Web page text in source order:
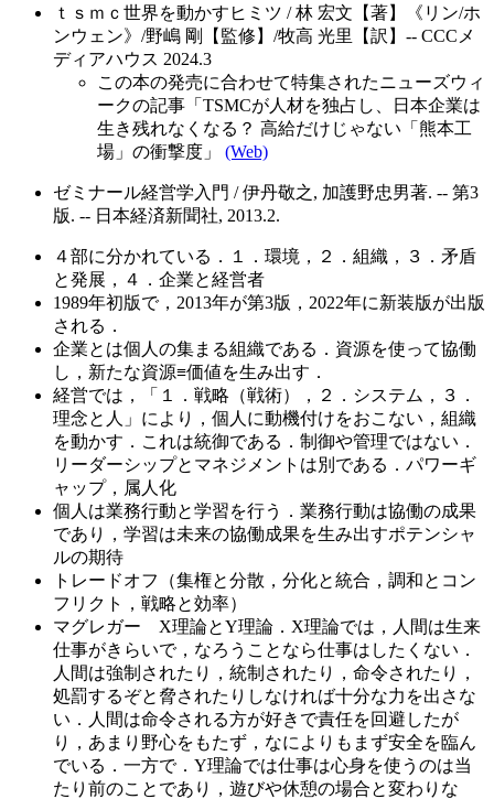
ｔｓｍｃ世界を動かすヒミツ / 林 宏文【著】《リン/ホ
ンウェン》/野嶋 剛【監修】/牧高 光里【訳】-- CCCメ
ディアハウス 2024.3
この本の発売に合わせて特集されたニューズウィ
ークの記事「TSMCが人材を独占し、日本企業は
生き残れなくなる？ 高給だけじゃない「熊本工
場」の衝撃度」 (Web)
ゼミナール経営学入門 / 伊丹敬之, 加護野忠男著. -- 第3
版. -- 日本経済新聞社, 2013.2.
４部に分かれている．１．環境，２．組織，３．矛盾
と発展，４．企業と経営者
1989年初版で，2013年が第3版，2022年に新装版が出版
される．
企業とは個人の集まる組織である．資源を使って協働
し，新たな資源≡価値を生み出す．
経営では，「１．戦略（戦術），２．システム，３．
理念と人」により，個人に動機付けをおこない，組織
を動かす．これは統御である．制御や管理ではない．
リーダーシップとマネジメントは別である．パワーギ
ャップ，属人化
個人は業務行動と学習を行う．業務行動は協働の成果
であり，学習は未来の協働成果を生み出すポテンシャ
ルの期待
トレードオフ（集権と分散，分化と統合，調和とコン
フリクト，戦略と効率）
マグレガー X理論とY理論．X理論では，人間は生来
仕事がきらいで，なろうことなら仕事はしたくない．
人間は強制されたり，統制されたり，命令されたり，
処罰するぞと脅されたりしなければ十分な力を出さな
い．人間は命令される方が好きで責任を回避したが
り，あまり野心をもたず，なによりもまず安全を臨ん
でいる．一方で．Y理論では仕事は心身を使うのは当
たり前のことであり，遊びや休憩の場合と変わりな